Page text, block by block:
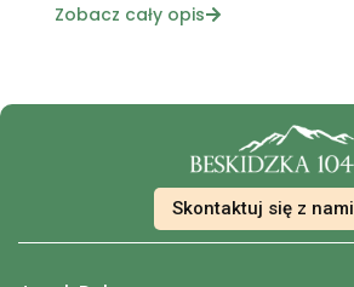
Zobacz cały opis
Skontaktuj się z nami